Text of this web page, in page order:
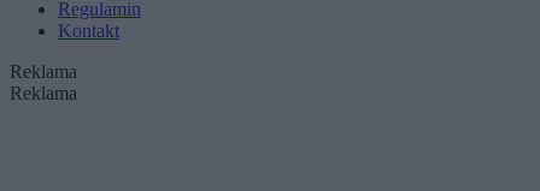
Regulamin
Kontakt
Reklama
Reklama